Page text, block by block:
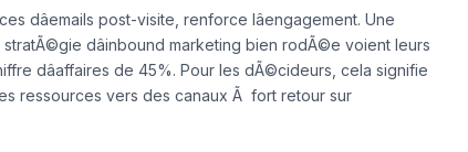
dâemails post-visite, renforce lâengagement. Une
dâinbound marketing bien rodÃ©e voient leurs
dâaffaires de 45%. Pour les dÃ©cideurs, cela signifie
ressources vers des canaux Ã fort retour sur